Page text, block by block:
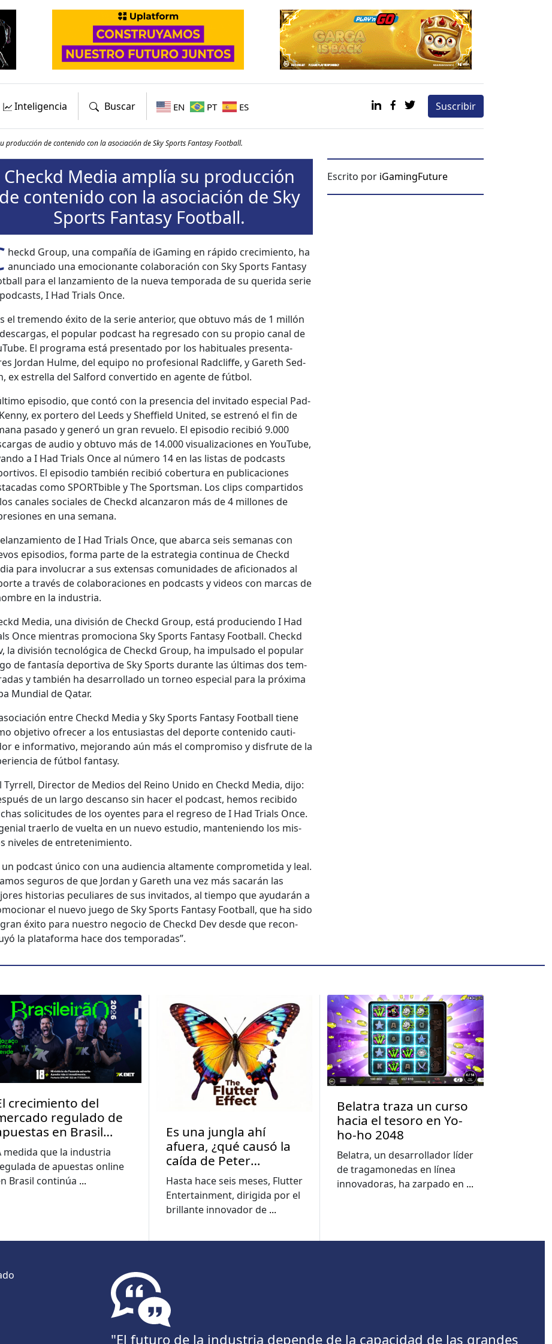
Inteligencia Buscar EN PT ES Suscribir
producción de contenido con la asociación de Sky Sports Fantasy Football.
Checkd Media amplía su producción
de contenido con la asociación de Sky
Sports Fantasy Football.
heckd Group, una com­pañía de iGam­ing en rápi­do crec­imien­to, ha
anun­ci­a­do una emo­cio­nante colab­o­ración con Sky Sports Fan­ta­sy
para el lan­za­mien­to de la nue­va tem­po­ra­da de su queri­da serie
I Had Tri­als Once.
el tremen­do éxi­to de la serie ante­ri­or, que obtu­vo más de 1 mil­lón
el pop­u­lar pod­cast ha regre­sa­do con su pro­pio canal de
El pro­gra­ma está pre­sen­ta­do por los habit­uales pre­sen­ta­
Jor­dan Hulme, del equipo no pro­fe­sion­al Rad­cliffe, y Gareth Sed­
ex estrel­la del Sal­ford con­ver­tido en agente de fút­bol.
episo­dio, que con­tó con la pres­en­cia del invi­ta­do espe­cial Pad­
ex portero del Leeds y Sheffield Unit­ed, se estrenó el fin de
pasa­do y gen­eró un gran revue­lo. El episo­dio recibió 9.000
de audio y obtu­vo más de 14.000 visu­al­iza­ciones en YouTube,
a I Had Tri­als Once al número 14 en las lis­tas de pod­casts
El episo­dio tam­bién recibió cober­tu­ra en pub­li­ca­ciones
como SPORT­bible y The Sports­man. Los clips com­par­tidos
canales sociales de Checkd alcan­zaron más de 4 mil­lones de
en una sem­ana.
de I Had Tri­als Once, que abar­ca seis sem­anas con
episo­dios, for­ma parte de la estrate­gia con­tin­ua de Checkd
para involu­crar a sus exten­sas comu­nidades de afi­ciona­dos al
a través de colab­o­ra­ciones en pod­casts y videos con mar­cas de
en la indus­tria.
Media, una división de Checkd Group, está pro­ducien­do I Had
Once mien­tras pro­mo­ciona Sky Sports Fan­ta­sy Foot­ball. Checkd
la división tec­nológ­i­ca de Checkd Group, ha impul­sa­do el pop­u­lar
de fan­tasía deporti­va de Sky Sports durante las últi­mas dos tem­
y tam­bién ha desar­rol­la­do un tor­neo espe­cial para la próx­i­ma
Mundi­al de Qatar.
entre Checkd Media y Sky Sports Fan­ta­sy Foot­ball tiene
obje­ti­vo ofre­cer a los entu­si­as­tas del deporte con­tenido cau­ti­
e infor­ma­ti­vo, mejo­ran­do aún más el com­pro­miso y dis­frute de la
de fút­bol fan­ta­sy.
Tyrrell, Direc­tor de Medios del Reino Unido en Checkd Media, dijo:
de un largo des­can­so sin hac­er el pod­cast, hemos recibido
solic­i­tudes de los oyentes para el regre­so de I Had Tri­als Once.
traer­lo de vuelta en un nue­vo estu­dio, man­te­nien­do los mis­
nive­les de entreten­imien­to.
un pod­cast úni­co con una audi­en­cia alta­mente com­pro­meti­da y leal.
seguros de que Jor­dan y Gareth una vez más sacarán las
his­to­rias pecu­liares de sus invi­ta­dos, al tiem­po que ayu­darán a
el nue­vo juego de Sky Sports Fan­ta­sy Foot­ball, que ha sido
éxi­to para nue­stro nego­cio de Checkd Dev des­de que recon­
la platafor­ma hace dos tem­po­radas”.
Escrito por iGamingFuture
crecimiento del
regulado de
en Brasil
una mayor
sobre las
medida que la industria
de apuestas online
Brasil continúa ...
Es una jungla ahí
afuera, ¿qué causó la
caída de Peter
Jackson?
Hasta hace seis meses, Flutter
Entertainment, dirigida por el
brillante innovador de ...
Belatra traza un curso
hacia el tesoro en Yo-
ho-ho 2048
Belatra, un desarrollador líder
de tragamonedas en línea
innovadoras, ha zarpado en ...
"El futuro de la industria depende de la capacidad de las grandes